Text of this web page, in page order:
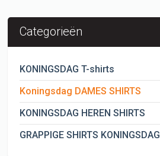
Categorieën
KONINGSDAG T-shirts
Koningsdag DAMES SHIRTS
KONINGSDAG HEREN SHIRTS
GRAPPIGE SHIRTS KONINGSDAG